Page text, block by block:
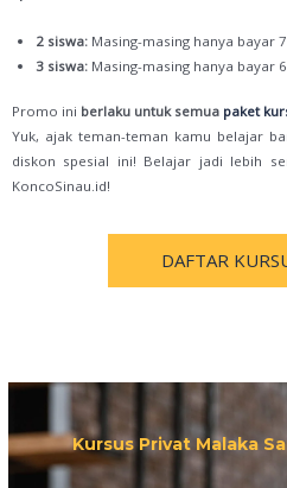
2 siswa: Masing-masing hanya bayar
3 siswa: Masing-masing hanya bayar
Promo ini berlaku untuk semua paket
Yuk, ajak teman-teman kamu belajar
diskon spesial ini! Belajar jadi lebih
KoncoSinau.id!
DAFTAR
Kursus Privat Malaka